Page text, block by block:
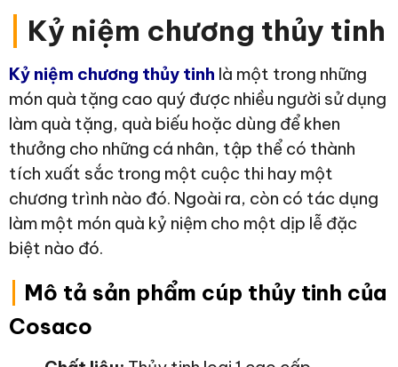
Kỷ niệm chương thủy tinh
Kỷ niệm chương thủy tinh là một trong những
món quà tặng cao quý được nhiều người sử dụng
làm quà tặng, quà biếu hoặc dùng để khen
thưởng cho những cá nhân, tập thể có thành
tích xuất sắc trong một cuộc thi hay một
chương trình nào đó. Ngoài ra, còn có tác dụng
làm một món quà kỷ niệm cho một dịp lễ đặc
biệt nào đó.
Mô tả sản phẩm cúp thủy tinh của
Cosaco